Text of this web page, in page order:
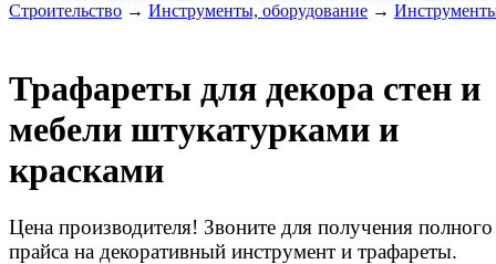
Строительство → Инструменты, оборудование →
Трафареты для декора стен и
мебели штукатурками и
красками
Цена производителя! Звоните для получения полного
прайса на декоративный инструмент и трафареты.